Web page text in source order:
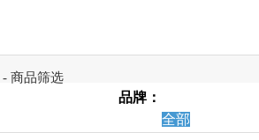
- 商品筛选
品牌：
全部